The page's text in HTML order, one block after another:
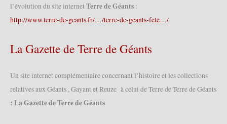
l’évolution du site internet Terre de Géants :
http://www.terre-de-geants.fr/…/terre-de-geants-fete…/
La Gazette de Terre de Géants
Un site internet complémentaire concernant l’histoire et les collections
relatives aux Géants , Gayant et Reuze à celui de Terre de Terre de Géants
: La Gazette de Terre de Géants